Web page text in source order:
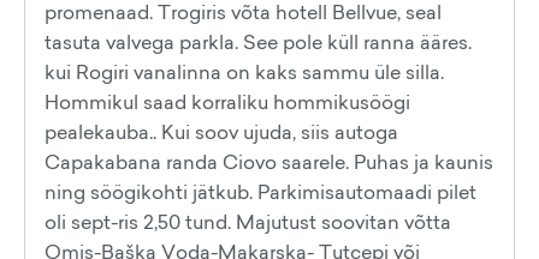
promenaad. Trogiris võta hotell Bellvue, seal
tasuta valvega parkla. See pole küll ranna ääres.
kui Rogiri vanalinna on kaks sammu üle silla.
Hommikul saad korraliku hommikusöögi
pealekauba.. Kui soov ujuda, siis autoga
Capakabana randa Ciovo saarele. Puhas ja kaunis
ning söögikohti jätkub. Parkimisautomaadi pilet
oli sept-ris 2,50 tund. Majutust soovitan võtta
Omis-Baška Voda-Makarska- Tutcepi või